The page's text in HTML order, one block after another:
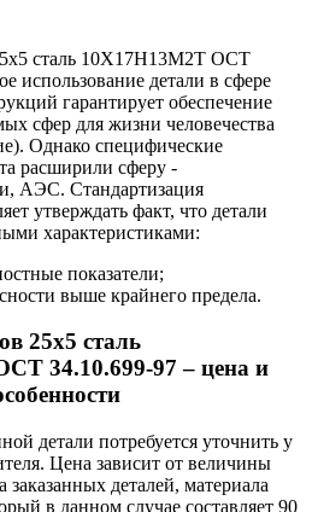
сталь 10Х17Н13М2Т ОСТ
использование детали в сфере
гарантирует обеспечение
сфер для жизни человечества
Однако специфические
расширили сферу -
АЭС. Стандартизация
утверждать факт, что детали
характеристиками:
показатели;
выше крайнего предела.
25х5 сталь
34.10.699-97 – цена и
детали потребуется уточнить у
Цена зависит от величины
заказанных деталей, материала
в данном случае составляет 90